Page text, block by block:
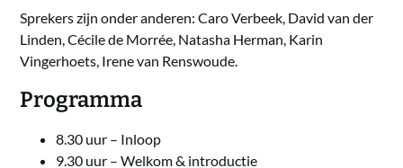
Sprekers zijn onder anderen: Caro Verbeek, David van der
Linden, Cécile de Morrée, Natasha Herman, Karin
Vingerhoets, Irene van Renswoude.
Programma
8.30 uur – Inloop
9.30 uur – Welkom & introductie